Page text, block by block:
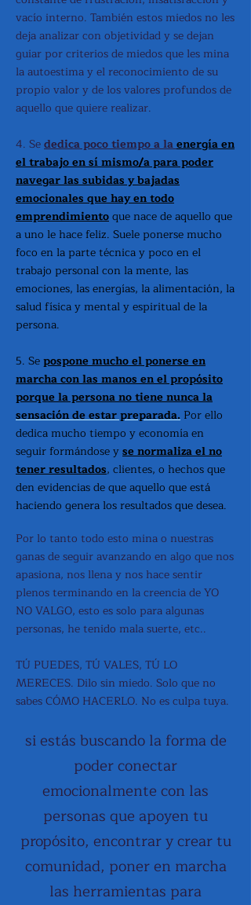
vacío interno. También estos miedos no les
deja analizar con objetividad y se dejan
guiar por criterios de miedos que les mina
la autoestima y el reconocimiento de su
propio valor y de los valores profundos de
aquello que quiere realizar.
4. Sededica poco tiempo a laenergía en
el trabajo en sí mismo/a para poder
navegar las subidas y bajadas
emocionales que hay en todo
emprendimientoque nace de aquello que
a uno le hace feliz. Suele ponerse mucho
foco en la parte técnica y poco en el
trabajo personal con la mente, las
emociones, las energías, la alimentación, la
salud física y mental y espiritual de la
persona.
5. Sepospone mucho el ponerse en
marcha con las manos en el propósito
porque la persona no tiene nunca la
sensaciónde estar preparada. Por ello
dedica mucho tiempo y economía en
seguir formándose yse normaliza el no
tener resultados, clientes, o hechos que
den evidencias de que aquello que está
haciendo genera los resultados que desea.
Por lo tanto todo esto mina o nuestras
ganas de seguir avanzando en algo que nos
apasiona, nos llena y nos hace sentir
plenos terminand​o en la creencia de YO
NO VALGO, esto es solo para algunas
personas, he tenido mala suerte, etc..
TÚ PUEDES, TÚ VALES, TÚ LO
MERECES. Dilo sin miedo. Solo que no
sabes CÓMO HACERLO. No es culpa tuya.
​si estás buscando la forma de
poder conectar
emocionalmente con las
personas que apoyen tu
propósito, encontrar y crear tu
comunidad, poner en marcha
las herramientas para